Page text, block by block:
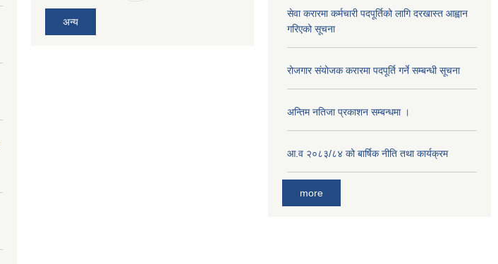
अन्य
सेवा करारमा कर्मचारी पदपूर्तिको लागि दरखास्त आह्वान
गरिएको सूचना
रोजगार संयोजक करारमा पदपूर्ति गर्ने सम्बन्धी सूचना
अन्तिम नतिजा प्रकाशन सम्बन्धमा ।
आ.व २०८३/८४ को बार्षिक नीति तथा कार्यक्रम
more